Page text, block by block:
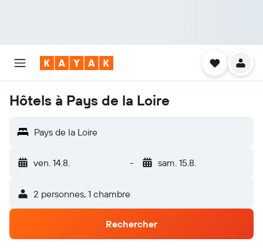
Hôtels à Pays de la Loire
Pays de la Loire
ven. 14.8. - sam. 15.8.
2 personnes, 1 chambre
Rechercher